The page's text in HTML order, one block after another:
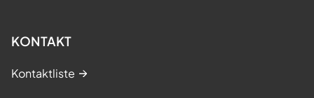
KONTAKT
Kontaktliste